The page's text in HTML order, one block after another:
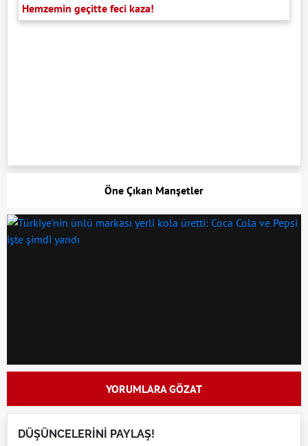
Hemzemin geçitte feci kaza!
Öne Çıkan Manşetler
YORUMLARA GÖZAT
DÜŞÜNCELERİNİ PAYLAŞ!